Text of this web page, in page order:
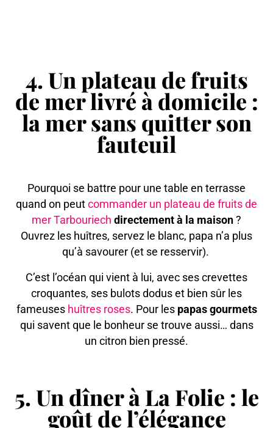
4. Un plateau de fruits
de mer livré à domicile :
la mer sans quitter son
fauteuil
Pourquoi se battre pour une table en terrasse
quand on peutcommander un plateau de fruits de
mer Tarbouriech directement à la maison?
Ouvrez les huîtres, servez le blanc, papa n’a plus
qu’à savourer (et se resservir).
C’est l’océan qui vient à lui, avec ses crevettes
croquantes, ses bulots dodus et bien sûr les
fameuses huîtres roses. Pour les papas gourmets
qui savent que le bonheur se trouve aussi… dans
un citron bien pressé.
5. Un dîner à La Folie : le
goût de l’élégance